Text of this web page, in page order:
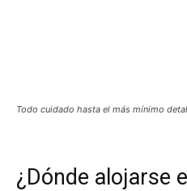
Todo cuidado hasta el más mínimo
¿Dónde alojarse